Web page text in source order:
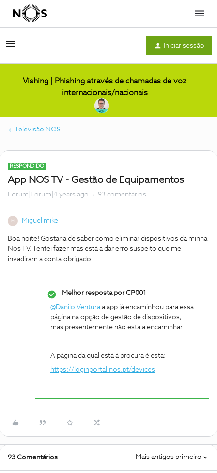
Menu
Iniciar sessão
Vishing | Phishing através de chamadas de voz
internacionais/nacionais
Televisão NOS
RESPONDIDO
App NOS TV - Gestão de Equipamentos
Forum|Forum|4 years ago 93 comentários
M Miguel mike
Boa noite! Gostaria de saber como eliminar dispositivos da minha
Nos TV. Tentei fazer mas está a dar erro suspeito que me
invadiram a conta.obrigado
Melhor resposta porCP001
@Danilo Venturaa app já encaminhou para essa
página na opção de gestão de dispositivos,
mas presentemente não está a encaminhar.
A página da qual está à procura é esta:
https://loginportal.nos.pt/devices
93 Comentários Mais antigos primeiro